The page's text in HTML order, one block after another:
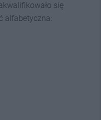
się
alfabetyczna: